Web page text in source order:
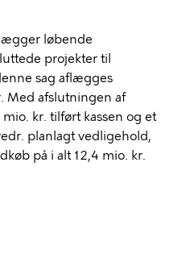
løbende
projekter til
sag aflægges
Med afslutningen af
kr. tilført kassen og et
planlagt vedligehold,
på i alt 12,4 mio. kr.